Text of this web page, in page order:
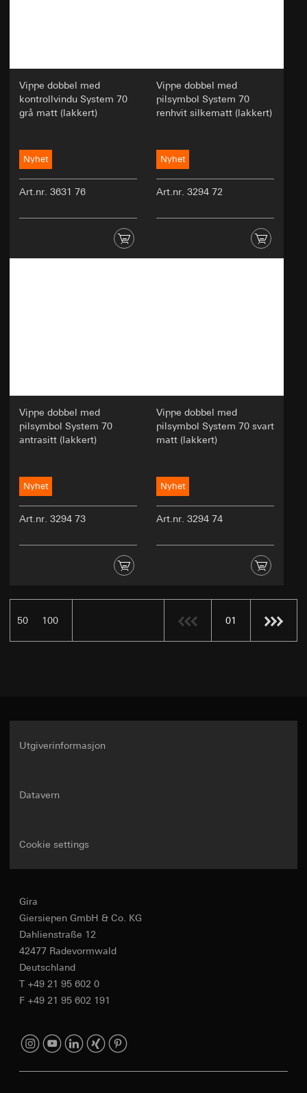
Vippe dobbel med
kontrollvindu System 70
grå matt (lakkert)
Nyhet
Art.nr. 3631 76
Vippe dobbel med
pilsymbol System 70
renhvit silkematt (lakkert)
Nyhet
Art.nr. 3294 72
Vippe dobbel med
pilsymbol System 70
antrasitt (lakkert)
Nyhet
Art.nr. 3294 73
Vippe dobbel med
pilsymbol System 70 svart
matt (lakkert)
Nyhet
Art.nr. 3294 74
50 100 01
Utgiverinformasjon
Datavern
Cookie settings
Gira
Giersiepen GmbH & Co. KG
Dahlienstraße 12
42477 Radevormwald
Deutschland
T +49 21 95 602 0
F +49 21 95 602 191